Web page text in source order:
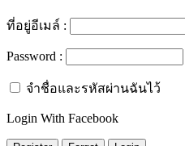
ที่อยู่อีเมล์ :
Password :
จำชื่อและรหัสผ่านฉันไว้
Login With Facebook